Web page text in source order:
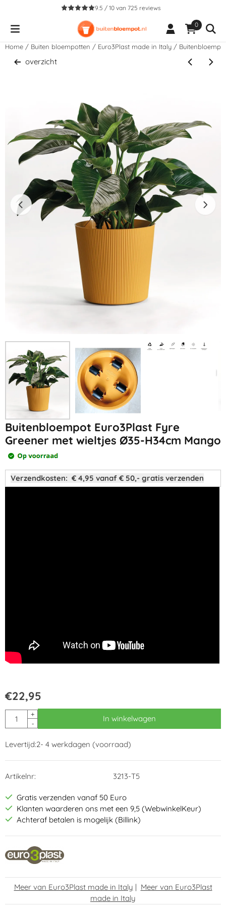
Cookievoorkeuren zijn beschikbaar. Kies instellingen of sta alle
9.5 / 10 van 725 reviews
0
Home / Buiten bloempotten / Euro3Plast made in Italy /
overzicht
Buitenbloempot Euro3Plast Fyre
Greener met wieltjes Ø35-H34cm Mango
Verzendkosten: € 4,95 vanaf € 50,- gratis verzenden
€22,95
Aantal
+
-
In winkelwagen
Levertijd:2- 4 werkdagen (voorraad)
Artikelnr: 3213-T5
Gratis verzenden vanaf 50 Euro
Klanten waarderen ons met een 9,5 (WebwinkelKeur)
Achteraf betalen is mogelijk (Billink)
Meer van Euro3Plast made in Italy | Meer van Euro3Plast
made in Italy